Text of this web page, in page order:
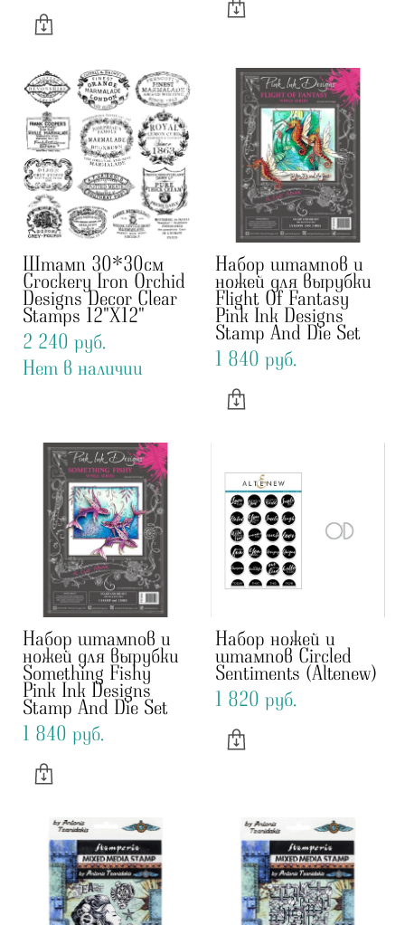
Штамп 30*30см
Crockery Iron Orchid
Designs Decor Clear
Stamps 12"X12"
2 240 pуб.
Нет в наличии
Набор штампов и
ножей для вырубки
Flight Of Fantasy
Pink Ink Designs
Stamp And Die Set
1 840 pуб.
Набор штампов и
ножей для вырубки
Something Fishy
Pink Ink Designs
Stamp And Die Set
1 840 pуб.
Набор ножей и
штампов Circled
Sentiments (Altenew)
1 820 pуб.